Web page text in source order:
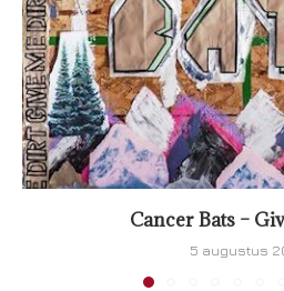
Cancer Bats –
5 augustus